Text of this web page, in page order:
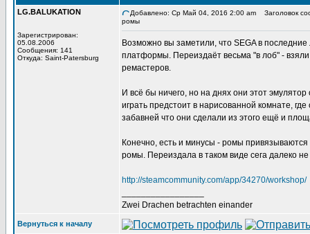
LG.BALUKATION
Зарегистрирован:
05.08.2006
Сообщения: 141
Откуда: Saint-Patersburg
Добавлено: Ср Май 04, 2016 2:00 am
Заголовок
ромы
Возможно вы заметили, что SEGA в
платформы. Переиздаёт весьма "в лоб" -
ремастеров.
И всё бы ничего, но на днях они этот
играть предстоит в нарисованной комнате,
забавней что они сделали из этого ещё и
Конечно, есть и минусы - ромы привязываются
ромы. Переиздала в таком виде сега далеко
http://steamcommunity.com/app/34270/workshop/
Zwei Drachen betrachten einander
Вернуться к началу